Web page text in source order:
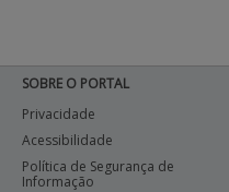
SOBRE O PORTAL
Privacidade
Acessibilidade
Política de Segurança de
Informação